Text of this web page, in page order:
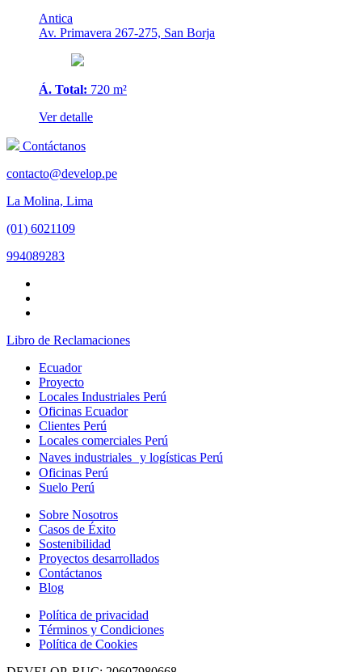
Antica
Av. Primavera 267-275, San Borja
Á. Total: 720 m²
Ver detalle
Contáctanos
contacto@develop.pe
La Molina, Lima
(01) 6021109
994089283
Libro de Reclamaciones
Ecuador
Proyecto
Locales Industriales Perú
Oficinas Ecuador
Clientes Perú
Locales comerciales Perú
Naves industriales y logísticas Perú
Oficinas Perú
Suelo Perú
Sobre Nosotros
Casos de Éxito
Sostenibilidad
Proyectos desarrollados
Contáctanos
Blog
Política de privacidad
Términos y Condiciones
Política de Cookies